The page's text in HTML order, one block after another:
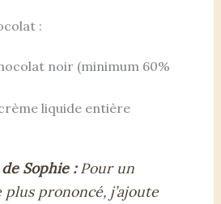
:
noir (minimum 60%
liquide entière
Sophie :Pour un
prononcé, j’ajoute